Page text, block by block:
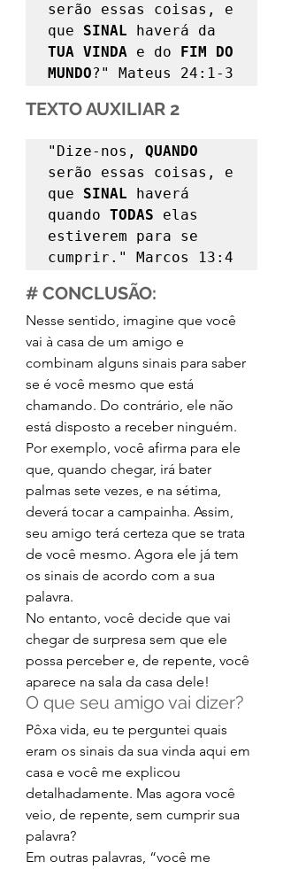
serão essas coisas, e
que SINAL
TUA VINDA e do FIM DO
MUNDO
TEXTO AUXILIAR 2
"Dize-nos, QUANDO
serão essas coisas, e
que SINAL haverá
quando TODAS elas
estiverem para se
# CONCLUSÃO:
Nesse sentido, imagine que você
vai à casa de um amigo e
combinam alguns sinais para saber
se é você mesmo que está
chamando. Do contrário, ele não
está disposto a receber ninguém.
Por exemplo, você afirma para ele
que, quando chegar, irá bater
palmas sete vezes, e na sétima,
deverá tocar a campainha. Assim,
seu amigo terá certeza que se trata
de você mesmo. Agora ele já tem
os sinais de acordo com a sua
palavra.
No entanto, você decide que vai
chegar de surpresa sem que ele
possa perceber e, de repente, você
aparece na sala da casa dele!
O que seu amigo vai dizer?
Pôxa vida, eu te perguntei quais
eram os sinais da sua vinda aqui em
casa e você me explicou
detalhadamente. Mas agora você
veio, de repente, sem cumprir sua
palavra?
Em outras palavras, “você me